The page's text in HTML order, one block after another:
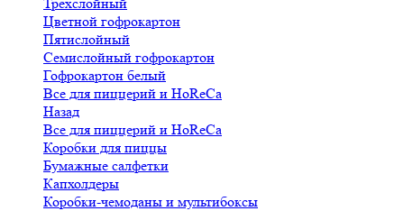
Цветной гофрокартон
Пятислойный
Семислойный гофрокартон
Гофрокартон белый
Все для пиццерий и HoReCa
Назад
Все для пиццерий и HoReCa
Коробки для пиццы
Бумажные салфетки
Капхолдеры
Коробки-чемоданы и мультибоксы